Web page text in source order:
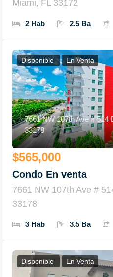
Miami, FL 33172
2 Hab 2.5 Ba
Disponible En Venta
7661 NW 107th Ave # 514
33178
$565,000
Condo En venta
7661 NW 107th Ave #
33178
3 Hab 3.5 Ba
Disponible En Venta